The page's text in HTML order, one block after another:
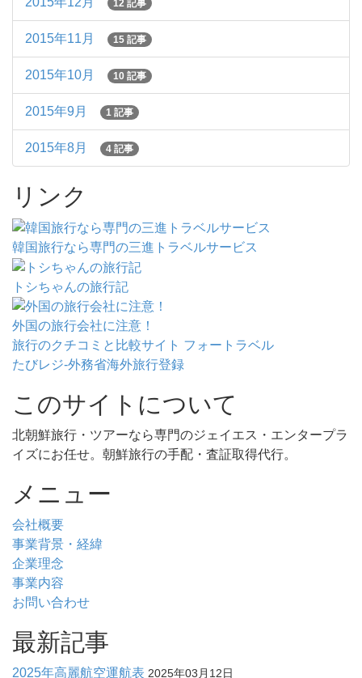
12 記事
2015年11月 15 記事
2015年10月 10 記事
2015年9月 1 記事
2015年8月 4 記事
リンク
韓国旅行なら専門の三進トラベルサービス
トシちゃんの旅行記
外国の旅行会社に注意！
旅行のクチコミと比較サイト フォートラベル
たびレジ-外務省海外旅行登録
このサイトについて
北朝鮮旅行・ツアーなら専門のジェイエス・エンタープラ
イズにお任せ。朝鮮旅行の手配・査証取得代行。
メニュー
会社概要
事業背景・経緯
企業理念
事業内容
お問い合わせ
最新記事
2025年高麗航空運航表 2025年03月12日